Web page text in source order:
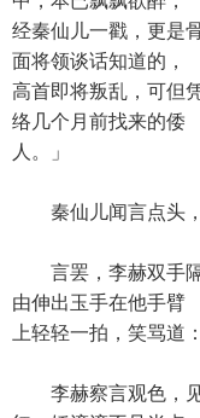
经秦仙儿一戳，更是
面将领谈话知道的，
高首即将叛乱，可但
络几个月前找来的倭
人。」
秦仙儿闻言点头，
言罢，李赫双手隔
由伸出玉手在他手臂
上轻轻一拍，笑骂道
李赫察言观色，见